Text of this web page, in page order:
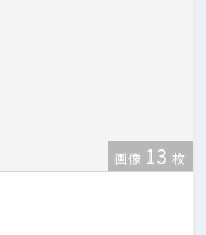
画像 13 枚